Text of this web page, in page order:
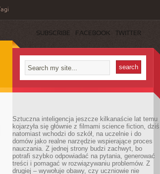
Tagi
SUBSCRIBE FACEBOOK TWITTER
Sztuczna inteligencja jeszcze kilkanaście lat temu
kojarzyła się głównie z filmami science fiction, dziś
natomiast wchodzi do szkół, na uczelnie i do
domów jako realne narzędzie wspierające proces
nauczania. Z jednej strony budzi zachwyt, bo
potrafi szybko odpowiadać na pytania, generować
treści i pomagać w rozwiązywaniu problemów. Z
drugiej – wywołuje obawy, czy uczniowie nie